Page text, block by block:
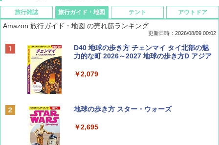
旅行雑誌
BE-PAL(ビ-パル) 2026年 9 月号【特別付録:
SOTO ミニマル"旅"財布 ランダム2種】
￥1,500
ディズニーファン ２０２６年 ９月号 [雑
旅行ガイド・地図
Amazon 旅行ガイド・地図 の売れ筋ランキング
更新日時：2026/08/09 00:02
D40 地球の歩き方 チェンマイ タイ北部の魅
力的な町 2026～2027 地球の歩き方D アジア
￥2,079
地球の歩き方 スター・ウォーズ
￥2,695
テント アウトドア